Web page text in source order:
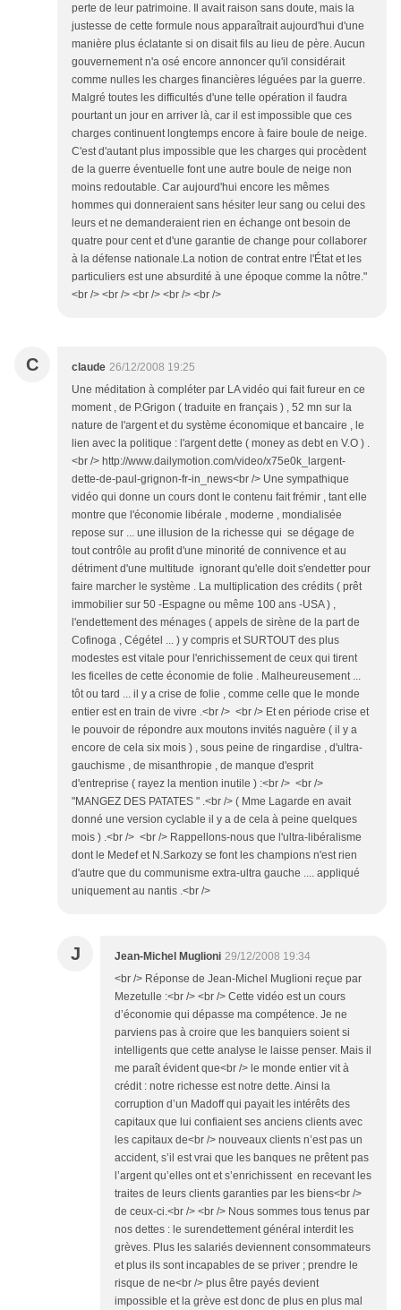
perte de leur patrimoine. Il avait raison sans doute, mais la
justesse de cette formule nous apparaîtrait aujourd'hui d'une
manière plus éclatante si on disait fils au lieu de père. Aucun
gouvernement n'a osé encore annoncer qu'il considérait
comme nulles les charges financières léguées par la guerre.
Malgré toutes les difficultés d'une telle opération il faudra
pourtant un jour en arriver là, car il est impossible que ces
charges continuent longtemps encore à faire boule de neige.
C'est d'autant plus impossible que les charges qui procèdent
de la guerre éventuelle font une autre boule de neige non
moins redoutable. Car aujourd'hui encore les mêmes
hommes qui donneraient sans hésiter leur sang ou celui des
leurs et ne demanderaient rien en échange ont besoin de
quatre pour cent et d'une garantie de change pour collaborer
à la défense nationale.La notion de contrat entre l'État et les
particuliers est une absurdité à une époque comme la nôtre."
<br /> <br /> <br /> <br /> <br />
C claude 26/12/2008 19:25
Une méditation à compléter par LA vidéo qui fait fureur en ce
moment , de P.Grigon ( traduite en français ) , 52 mn sur la
nature de l'argent et du système économique et bancaire , le
lien avec la politique : l'argent dette ( money as debt en V.O ) .
<br /> http://www.dailymotion.com/video/x75e0k_largent-
dette-de-paul-grignon-fr-in_news<br /> Une sympathique
vidéo qui donne un cours dont le contenu fait frémir , tant elle
montre que l'économie libérale , moderne , mondialisée
repose sur ... une illusion de la richesse qui se dégage de
tout contrôle au profit d'une minorité de connivence et au
détriment d'une multitude ignorant qu'elle doit s'endetter pour
faire marcher le système . La multiplication des crédits ( prêt
immobilier sur 50 -Espagne ou même 100 ans -USA ) ,
l'endettement des ménages ( appels de sirène de la part de
Cofinoga , Cégétel ... ) y compris et SURTOUT des plus
modestes est vitale pour l'enrichissement de ceux qui tirent
les ficelles de cette économie de folie . Malheureusement ...
tôt ou tard ... il y a crise de folie , comme celle que le monde
entier est en train de vivre .<br /> <br /> Et en période crise et
le pouvoir de répondre aux moutons invités naguère ( il y a
encore de cela six mois ) , sous peine de ringardise , d'ultra-
gauchisme , de misanthropie , de manque d'esprit
d'entreprise ( rayez la mention inutile ) :<br /> <br />
"MANGEZ DES PATATES " .<br /> ( Mme Lagarde en avait
donné une version cyclable il y a de cela à peine quelques
mois ) .<br /> <br /> Rappellons-nous que l'ultra-libéralisme
dont le Medef et N.Sarkozy se font les champions n'est rien
d'autre que du communisme extra-ultra gauche .... appliqué
uniquement au nantis .<br />
J Jean-Michel Muglioni 29/12/2008 19:34
<br /> Réponse de Jean-Michel Muglioni reçue par
Mezetulle :<br /> <br /> Cette vidéo est un cours
d’économie qui dépasse ma compétence. Je ne
parviens pas à croire que les banquiers soient si
intelligents que cette analyse le laisse penser. Mais il
me paraît évident que<br /> le monde entier vit à
crédit : notre richesse est notre dette. Ainsi la
corruption d’un Madoff qui payait les intérêts des
capitaux que lui confiaient ses anciens clients avec
les capitaux de<br /> nouveaux clients n’est pas un
accident, s’il est vrai que les banques ne prêtent pas
l’argent qu’elles ont et s’enrichissent en recevant les
traites de leurs clients garanties par les biens<br />
de ceux-ci.<br /> <br /> Nous sommes tous tenus par
nos dettes : le surendettement général interdit les
grèves. Plus les salariés deviennent consommateurs
et plus ils sont incapables de se priver ; prendre le
risque de ne<br /> plus être payés devient
impossible et la grève est donc de plus en plus mal